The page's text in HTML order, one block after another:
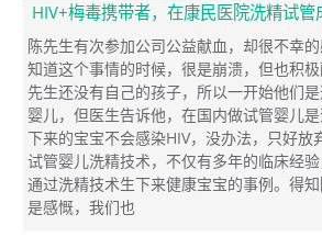
HIV+梅毒携带者，在康民医院洗精试管
陈先生有次参加公司公益献血，却很不幸
知道这个事情的时候，很是崩溃，但也积
先生还没有自己的孩子，所以一开始他们
婴儿，但医生告诉他，在国内做试管婴儿
下来的宝宝不会感染HIV，没办法，只好放
试管婴儿洗精技术，不仅有多年的临床经
通过洗精技术生下来健康宝宝的事例。得
是感慨，我们也